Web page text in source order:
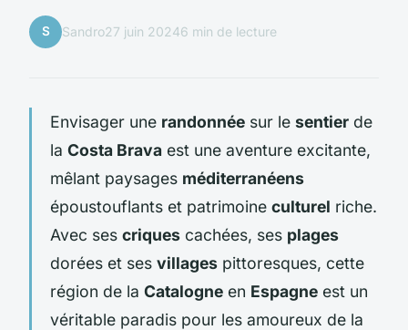
S Sandro27 juin 20246 min de lecture
Envisager une randonnée sur le sentier de
la Costa Brava est une aventure excitante,
mêlant paysages méditerranéens
époustouflants et patrimoine culturel riche.
Avec ses criques cachées, ses plages
dorées et ses villages pittoresques, cette
région de la Catalogne en Espagne est un
véritable paradis pour les amoureux de la